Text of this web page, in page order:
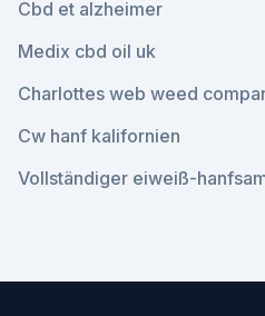
Cbd et alzheimer
Medix cbd oil uk
Charlottes web weed
Cw hanf kalifornien
Vollständiger eiweiß-